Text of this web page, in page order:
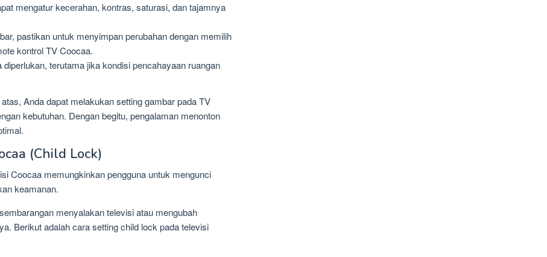
mengatur kecerahan, kontras, saturasi, dan tajamnya
pastikan untuk menyimpan perubahan dengan memilih
kontrol TV Coocaa.
terutama jika kondisi pencahayaan ruangan
Anda dapat melakukan setting gambar pada TV
kebutuhan. Dengan begitu, pengalaman menonton
(Child Lock)
Coocaa memungkinkan pengguna untuk mengunci
keamanan.
menyalakan televisi atau mengubah
Berikut adalah cara setting child lock pada televisi